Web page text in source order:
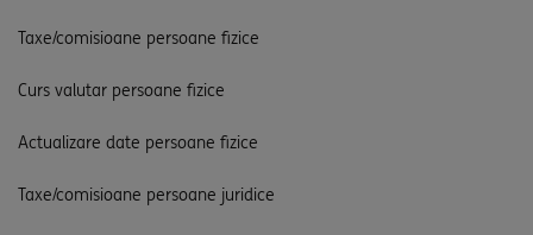
Taxe/comisioane persoane fizice
Curs valutar persoane fizice
Actualizare date persoane fizice
Taxe/comisioane persoane juridice